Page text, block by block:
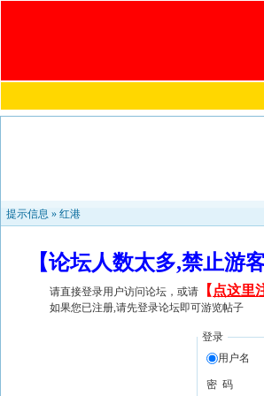
提示信息 » 红港
【论坛人数太多,禁止
请直接登录用户访问论坛，或请 【 点这里
如果您已注册,请先登录论坛即可游览帖子
登录
用户名
密 码